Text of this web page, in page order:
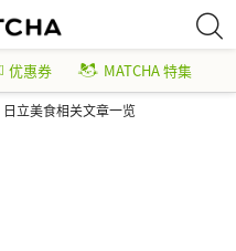
优惠券 MATCHA 特集
日立美食相关文章一览